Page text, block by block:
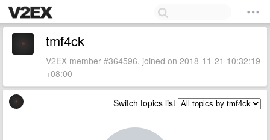
tmf4ck
V2EX member #364596, joined on 2018-11-21 10:32:19
+08:00
Switch topics list